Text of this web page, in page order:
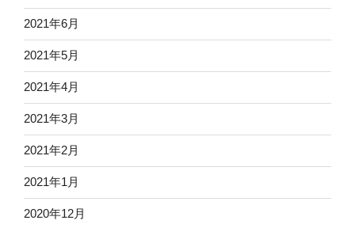
2021年6月
2021年5月
2021年4月
2021年3月
2021年2月
2021年1月
2020年12月